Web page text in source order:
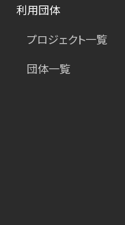
利用団体
プロジェクト一覧
団体一覧